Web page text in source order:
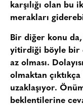
karşılığı olan bu
merakları
Bir diğer konu
yitirdiği böyle bir
az olması.
olmaktan
uzaklaşıyor.
beklentilerine